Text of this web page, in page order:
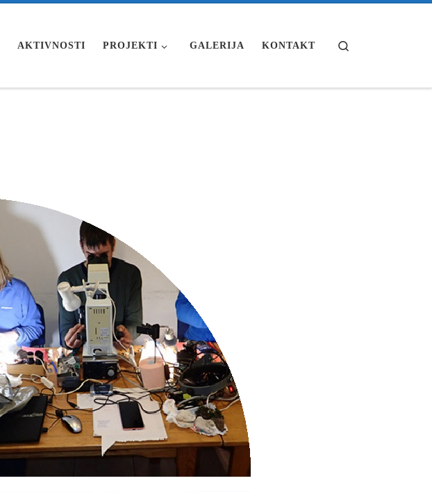
AKTIVNOSTI PROJEKTI GALERIJA KONTAKT